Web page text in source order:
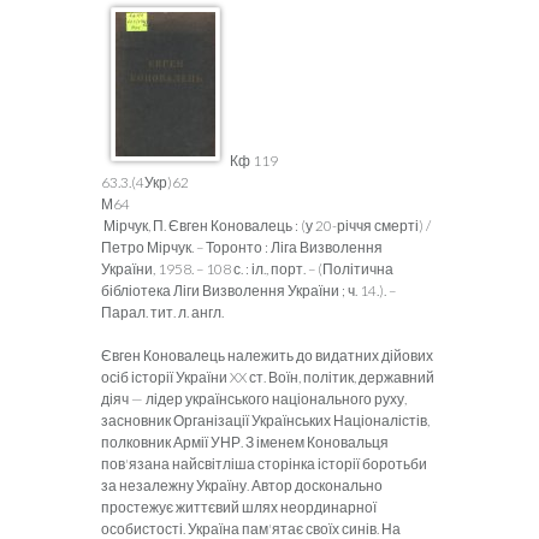
Кф 119
63.3.(4Укр)62
М64
Мірчук, П. Євген Коновалець : (у 20-річчя смерті) /
Петро Мірчук. – Торонто : Ліга Визволення
України, 1958. – 108 с. : іл., порт. – (Політична
бібліотека Ліги Визволення України ; ч. 14.). –
Парал. тит. л. англ.
Євген Коновалець належить до видатних дійових
осіб історії України XX ст. Воїн, політик, державний
діяч — лідер українського національного руху,
засновник Організації Українських Націоналістів,
полковник Армії УНР. З іменем Коновальця
пов'язана найсвітліша сторінка історії боротьби
за незалежну Україну. Автор досконально
простежує життєвий шлях неординарної
особистості. Україна пам'ятає своїх синів. На